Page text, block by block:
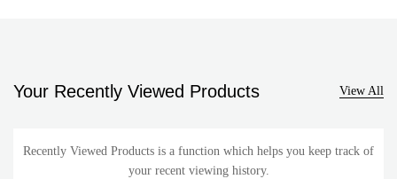
Your Recently Viewed Products View All
Recently Viewed Products is a function which helps you keep track of
your recent viewing history.